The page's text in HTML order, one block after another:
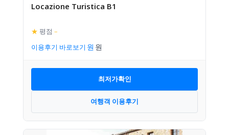
Locazione Turistica B1
★ 평점 –
이용후기 바로보기
최저가확인
여행객 이용후기